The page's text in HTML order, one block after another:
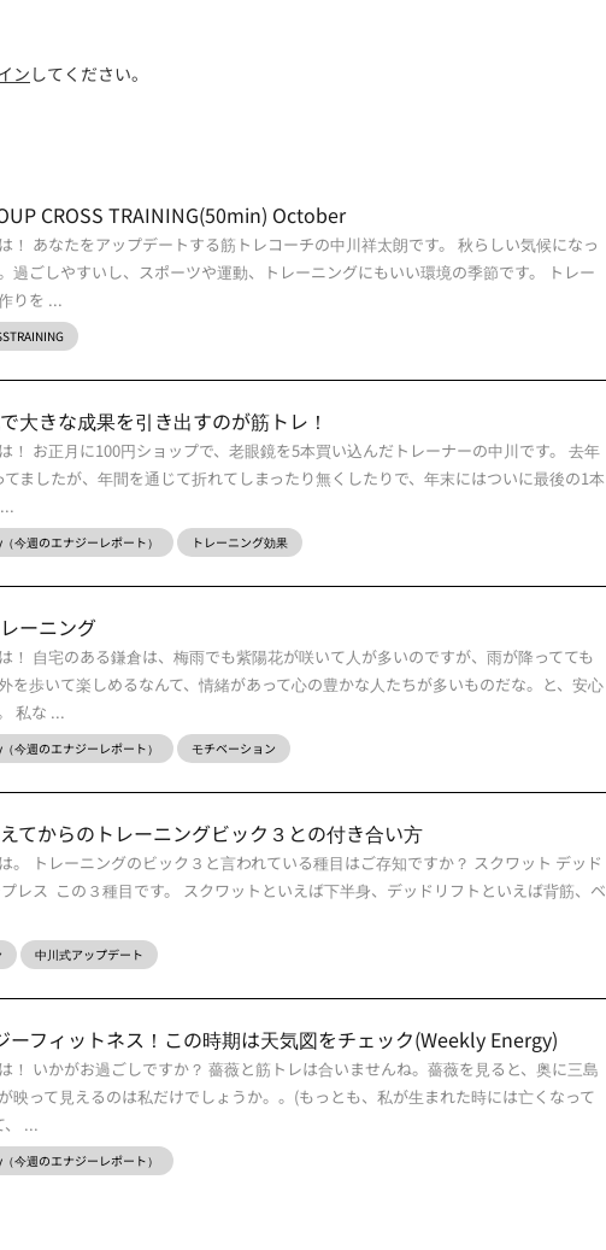
ン してください。
CROSS TRAINING(50min) October
！ あなたをアップデートする筋トレコーチの中川祥太朗です。 秋らしい気候になっ
過ごしやすいし、スポーツや運動、トレーニングにもいい環境の季節です。 トレー
りを ...
大きな成果を引き出すのが筋トレ！
！ お正月に100円ショップで、老眼鏡を5本買い込んだトレーナーの中川です。 去年
てましたが、年間を通じて折れてしまったり無くしたりで、年末にはついに最後の1本
今週のエナジーレポート） トレーニング効果
ーニング
！ 自宅のある鎌倉は、梅雨でも紫陽花が咲いて人が多いのですが、雨が降ってても
を歩いて楽しめるなんて、情緒があって心の豊かな人たちが多いものだな。と、安心
私な ...
今週のエナジーレポート） モチベーション
てからのトレーニングビック３との付き合い方
。 トレーニングのビック３と言われている種目はご存知ですか？ スクワット デッド
レス この３種目です。 スクワットといえば下半身、デッドリフトといえば背筋、ベ
中川式アップデート
ーフィットネス！この時期は天気図をチェック(Weekly Energy)
！ いかがお過ごしですか？ 薔薇と筋トレは合いませんね。薔薇を見ると、奥に三島
映って見えるのは私だけでしょうか。。(もっとも、私が生まれた時には亡くなって
、 ...
今週のエナジーレポート）